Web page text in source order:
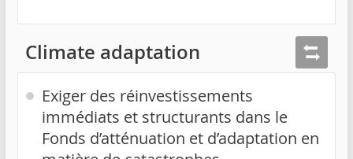
Climate adaptation
Exiger des réinvestissements
immédiats et structurants dans le
Fonds d’atténuation et d’adaptation en